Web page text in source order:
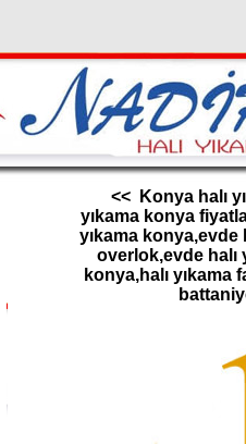
<< Konya halı
yıkama konya
yıkama konya,evde
overlok,evde halı
konya,halı yıkama